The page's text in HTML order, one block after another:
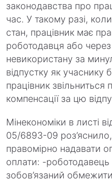
законодавства про
час. У такому разі,
стан, працівник має
роботодавця або
невикористану за
відпустку як
працівник звільниться
компенсації за цю
Мінекономіки в листі
05/6893-09
правомірно надавати
оплати: -
зобов’язаний